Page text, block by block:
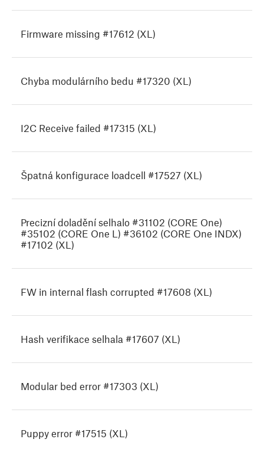
Firmware missing #17612 (XL)
Chyba modulárního bedu #17320 (XL)
I2C Receive failed #17315 (XL)
Špatná konfigurace loadcell #17527 (XL)
Precizní doladění selhalo #31102 (CORE One)
#35102 (CORE One L) #36102 (CORE One INDX)
#17102 (XL)
FW in internal flash corrupted #17608 (XL)
Hash verifikace selhala #17607 (XL)
Modular bed error #17303 (XL)
Puppy error #17515 (XL)